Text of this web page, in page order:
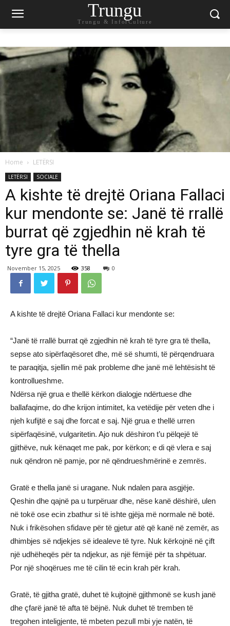
Trungu
Trungu & InforCulture
Home LETËRSI
LETËRSI SOCIALE
A kishte të drejtë Oriana Fallaci
kur mendonte se: Janë të rrallë
burrat që zgjedhin në krah të
tyre gra të thella
November 15, 2025 358 0
A kishte të drejtë Oriana Fallaci kur mendonte se:
“Janë të rrallë burrat që zgjedhin në krah të tyre gra të thella,
sepse ato sipërfaqësoret dhe, më së shumti, të përqendruara
te paraqitja, sjellin më pak probleme dhe janë më lehtësisht të
kontrollueshme.
Ndërsa një grua e thellë kërkon dialogje ndërtuese dhe
ballafaqime, do dhe krijon intimitet, ka vetëdije për veten dhe i
njeh kufijtë e saj dhe forcat e saj. Një grua e thellë urren
sipërfaqësinë, vulgaritetin. Ajo nuk dëshiron t’u pëlqejë të
gjithëve, nuk kënaqet me pak, por kërkon; e di që vlera e saj
nuk qëndron në pamje, por në qëndrueshmërinë e zemrës.
Gratë e thella janë si uragane. Nuk ndalen para asgjëje.
Qeshin dhe qajnë pa u turpëruar dhe, nëse kanë dëshirë, ulen
në tokë ose ecin zbathur si të ishte gjëja më normale në botë.
Nuk i frikësohen sfidave për të gjetur atë që kanë në zemër, as
dhimbjes së ndjekjes së idealeve të tyre. Nuk kërkojnë në çift
një udhëheqës për ta ndjekur, as një fëmijë për ta shpëtuar.
Por një shoqërues me të cilin të ecin krah për krah.
Gratë, të gjitha gratë, duhet të kujtojnë gjithmonë se kush janë
dhe çfarë janë të afta të bëjnë. Nuk duhet të tremben të
tregohen inteligjente, të mbeten pezull mbi yje natën, të